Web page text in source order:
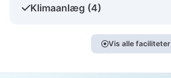
Klimaanlæg (4)
Vis alle faciliteter